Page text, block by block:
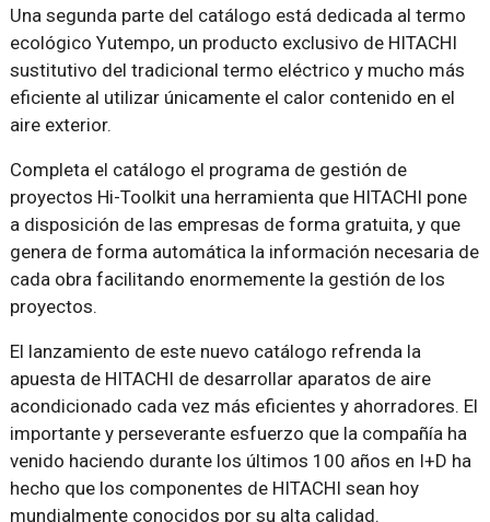
Una segunda parte del catálogo está dedicada al termo
ecológico Yutempo, un producto exclusivo de HITACHI
sustitutivo del tradicional termo eléctrico y mucho más
eficiente al utilizar únicamente el calor contenido en el
aire exterior.
Completa el catálogo el programa de gestión de
proyectos Hi-Toolkit una herramienta que HITACHI pone
a disposición de las empresas de forma gratuita, y que
genera de forma automática la información necesaria de
cada obra facilitando enormemente la gestión de los
proyectos.
El lanzamiento de este nuevo catálogo refrenda la
apuesta de HITACHI de desarrollar aparatos de aire
acondicionado cada vez más eficientes y ahorradores. El
importante y perseverante esfuerzo que la compañía ha
venido haciendo durante los últimos 100 años en I+D ha
hecho que los componentes de HITACHI sean hoy
mundialmente conocidos por su alta calidad.